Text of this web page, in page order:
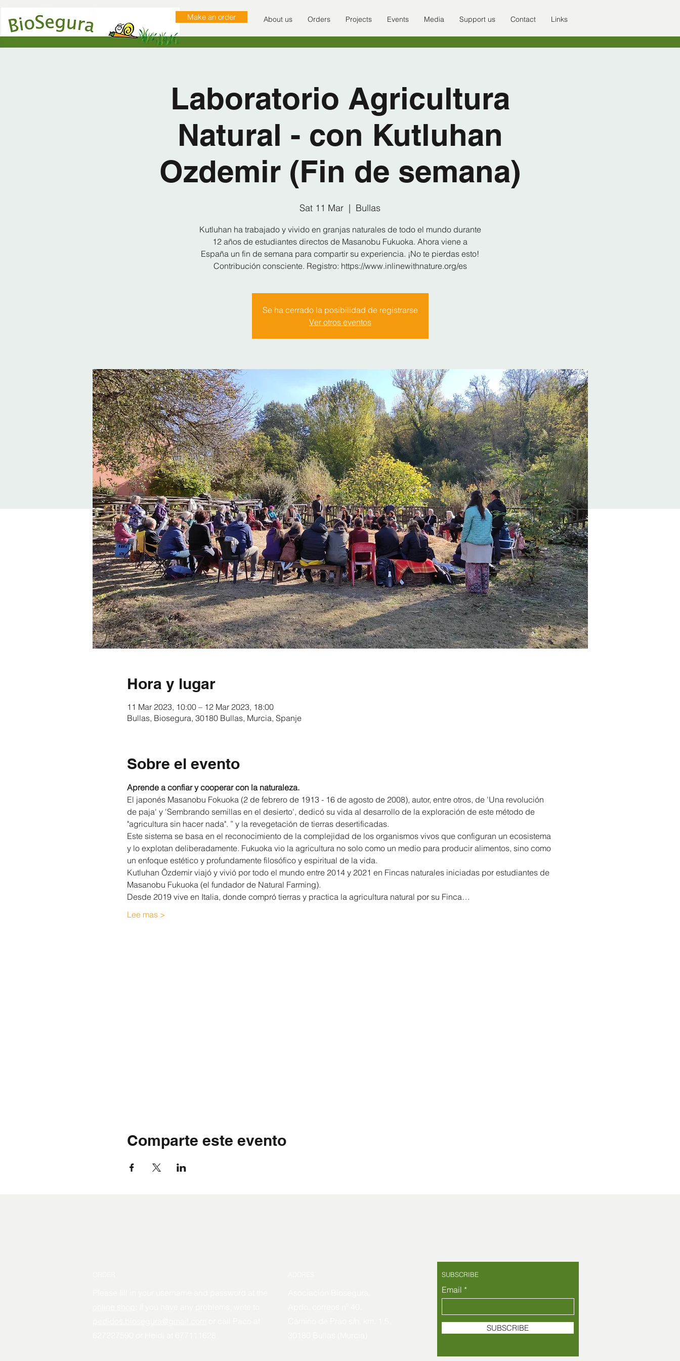
About us Orders Projects Events Media Support us Contact Links
Make an order
Laboratorio Agricultura
Natural - con Kutluhan
Ozdemir (Fin de semana)
Sat 11 Mar
  |
Bullas
Kutluhan ha trabajado y vivido en granjas naturales de todo el mundo durante
12 años de estudiantes directos de Masanobu Fukuoka. Ahora viene a
España un fin de semana para compartir su experiencia. ¡No te pierdas esto!
Contribución consciente. Registro: https://www.inlinewithnature.org/es
Se ha cerrado la posibilidad de registrarse
Ver otros eventos
Hora y lugar
11 Mar 2023, 10:00 – 12 Mar 2023, 18:00
Bullas, Biosegura, 30180 Bullas, Murcia, Spanje
Sobre el evento
Aprende a confiar y cooperar con la naturaleza.
El japonés Masanobu Fokuoka (2 de febrero de 1913 - 16 de agosto de 2008), autor, entre otros, de 'Una revolución
de paja' y 'Sembrando semillas en el desierto', dedicó su vida al desarrollo de la exploración de este método de
"agricultura sin hacer nada". ” y la revegetación de tierras desertificadas.
Este sistema se basa en el reconocimiento de la complejidad de los organismos vivos que configuran un ecosistema
y lo explotan deliberadamente. Fukuoka vio la agricultura no solo como un medio para producir alimentos, sino como
un enfoque estético y profundamente filosófico y espiritual de la vida.
Kutluhan Özdemir viajó y vivió por todo el mundo entre 2014 y 2021 en Fincas naturales iniciadas por estudiantes de
Masanobu Fukuoka (el fundador de Natural Farming).
Desde 2019 vive en Italia, donde compró tierras y practica la agricultura natural por su Finca…
Lee mas >
Comparte este evento
SUBSCRIBE
Email
SUBSCRIBE